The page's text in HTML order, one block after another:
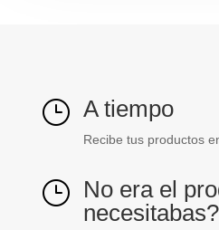
} A tiempo
Recibe tus productos
} No era el
necesitabas?